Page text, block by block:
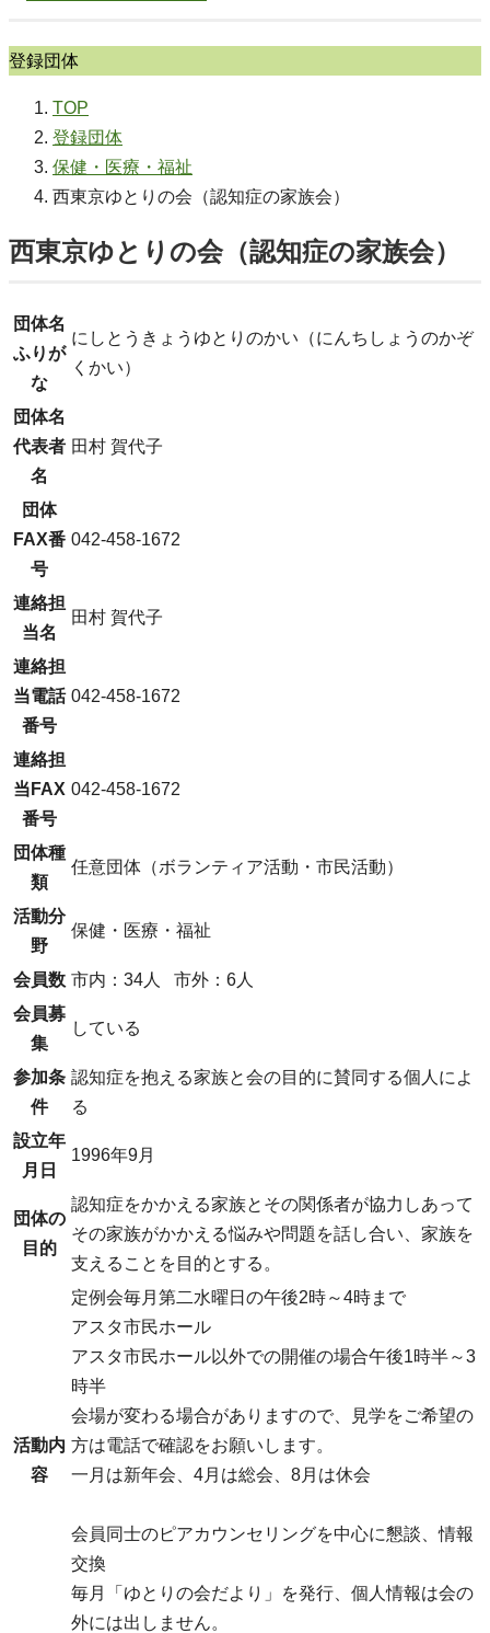
登録団体
TOP
登録団体
保健・医療・福祉
西東京ゆとりの会（認知症の家族会）
西東京ゆとりの会（認知症の家族会）
団体名
ふりが
な
にしとうきょうゆとりのかい（にんちしょうのかぞ
くかい）
団体名
代表者
名
田村 賀代子
団体
FAX番
号
042-458-1672
連絡担
当名
田村 賀代子
連絡担
当電話
番号
042-458-1672
連絡担
当FAX
番号
042-458-1672
団体種
類
任意団体（ボランティア活動・市民活動）
活動分
野
保健・医療・福祉
会員数 市内：34人
市外：6人
会員募
集
している
参加条
件
認知症を抱える家族と会の目的に賛同する個人によ
る
設立年
月日
1996年9月
団体の
目的
認知症をかかえる家族とその関係者が協力しあって
その家族がかかえる悩みや問題を話し合い、家族を
支えることを目的とする。
活動内
容
定例会毎月第二水曜日の午後2時～4時まで
アスタ市民ホール
アスタ市民ホール以外での開催の場合午後1時半～3
時半
会場が変わる場合がありますので、見学をご希望の
方は電話で確認をお願いします。
一月は新年会、4月は総会、8月は休会
会員同士のピアカウンセリングを中心に懇談、情報
交換
毎月「ゆとりの会だより」を発行、個人情報は会の
外には出しません。